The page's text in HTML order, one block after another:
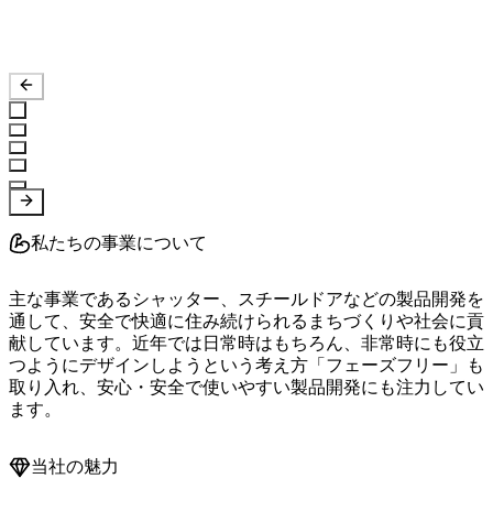
私たちの事業について
主な事業であるシャッター、スチールドアなどの製品開発を
通して、安全で快適に住み続けられるまちづくりや社会に貢
献しています。近年では日常時はもちろん、非常時にも役立
つようにデザインしようという考え方「フェーズフリー」も
取り入れ、安心・安全で使いやすい製品開発にも注力してい
ます。
当社の魅力